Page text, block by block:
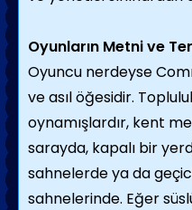
Oyunların Metni ve
Oyuncu nerdeyse
ve asıl öğesidir.
oynamışlardır, kent
sarayda, kapalı bir
sahnelerde ya da
sahnelerinde. Eğer